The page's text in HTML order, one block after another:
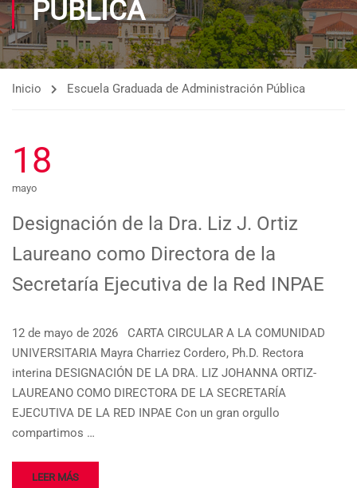
PÚBLICA
Inicio Escuela Graduada de Administración Pública
18
mayo
Designación de la Dra. Liz J. Ortiz
Laureano como Directora de la
Secretaría Ejecutiva de la Red INPAE
12 de mayo de 2026 CARTA CIRCULAR A LA COMUNIDAD
UNIVERSITARIA Mayra Charriez Cordero, Ph.D. Rectora
interina DESIGNACIÓN DE LA DRA. LIZ JOHANNA ORTIZ-
LAUREANO COMO DIRECTORA DE LA SECRETARÍA
EJECUTIVA DE LA RED INPAE Con un gran orgullo
compartimos …
LEER MÁS